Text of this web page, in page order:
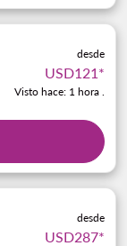
desde
USD121 *
Visto hace: 1 hora .
desde
USD287*